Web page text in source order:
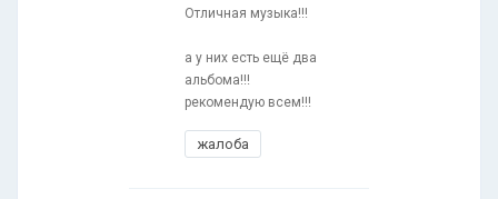
Отличная музыка!!!
а у них есть ещё два
альбома!!!
рекомендую всем!!!
жалоба